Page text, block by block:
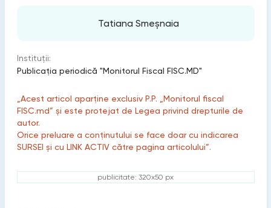
Tatiana Smeșnaia
Instituții:
Publicaţia periodică "Monitorul Fiscal FISC.MD"
„Acest articol aparține exclusiv P.P. „Monitorul fiscal
FISC.md” și este protejat de Legea privind drepturile de
autor.
Orice preluare a conținutului se face doar cu indicarea
SURSEI și cu LINK ACTIV către pagina articolului”.
publicitate: 320x50 px